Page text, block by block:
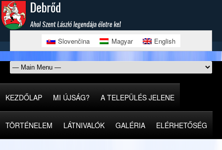
Slovenčina Magyar English
KEZDŐLAP MI ÚJSÁG? A TELEPÜLÉS JELENE
TÖRTÉNELEM LÁTNIVALÓK GALÉRIA ELÉRHETŐSÉG